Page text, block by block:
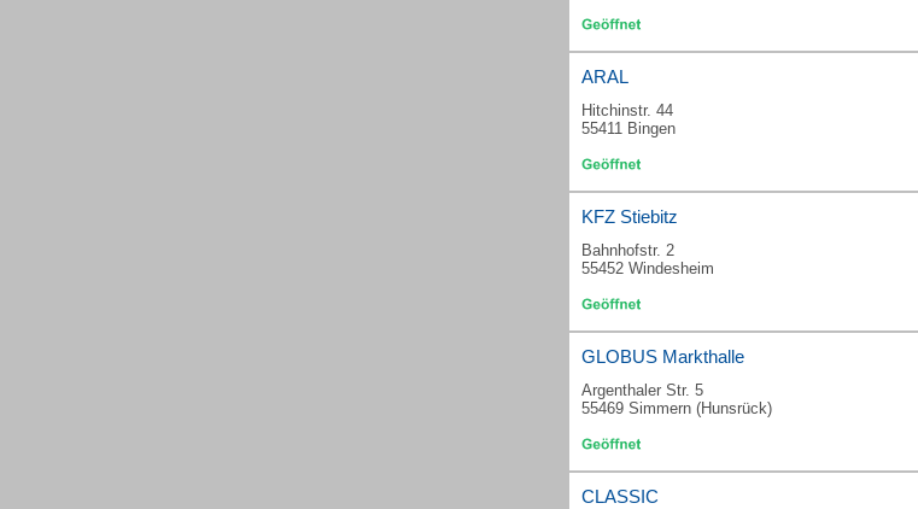
ARAL
Hitchinstr. 44
55411 Bingen
KFZ Stiebitz
Bahnhofstr. 2
55452 Windesheim
GLOBUS Markthalle
Argenthaler Str. 5
55469 Simmern (Hunsrück)
CLASSIC